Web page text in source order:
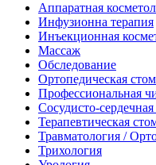
Аппаратная
Инфузионна терапия
Инъекционная
Массаж
Обследование
Ортопедическая
Профессиональная
Сосудисто-
Терапевтическая
Травматология /
Трихология